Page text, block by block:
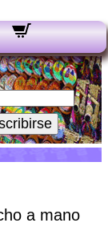
boletines:
Email:
a mano